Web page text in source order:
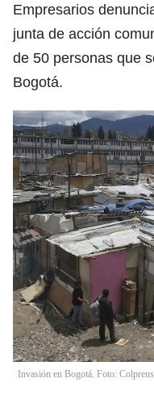
Empresarios
junta de acción
de 50 personas que
Bogotá.
Invasión en Bogotá. Foto: